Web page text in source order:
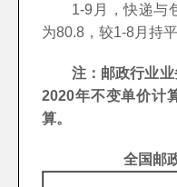
1-9月，快递与包
为80.8，较1-8月持平
注：邮政行业
2020年不变单价计
算。
全国邮